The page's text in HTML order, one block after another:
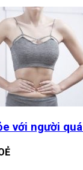
với người